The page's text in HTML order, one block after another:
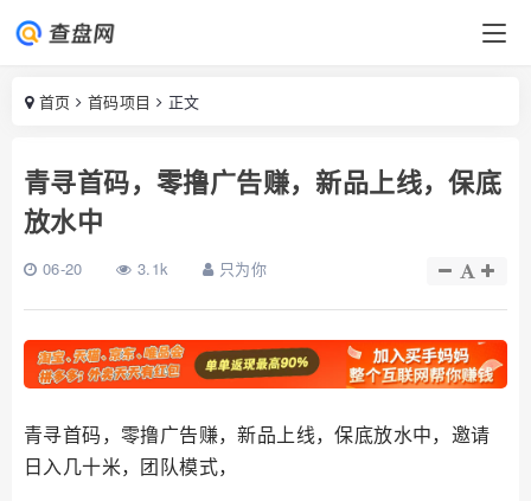
首页 首码项目 正文
青寻首码，零撸广告赚，新品上线，保底
放水中
06-20 3.1k 只为你
青寻首码，零撸广告赚，新品上线，保底放水中，邀请
日入几十米，团队模式，